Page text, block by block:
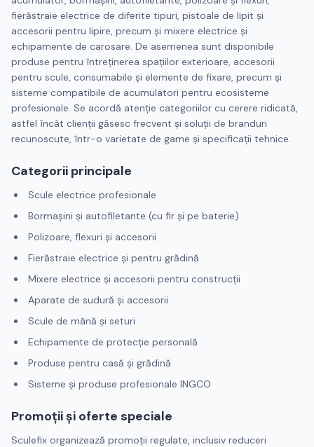
fierăstraie electrice de diferite tipuri, pistoale de lipit şi
accesorii pentru lipire, precum şi mixere electrice şi
echipamente de carosare. De asemenea sunt disponibile
produse pentru întreţinerea spaţiilor exterioare, accesorii
pentru scule, consumabile şi elemente de fixare, precum şi
sisteme compatibile de acumulatori pentru ecosisteme
profesionale. Se acordă atenţie categoriilor cu cerere ridicată,
astfel încât clienţii găsesc frecvent şi soluţii de branduri
recunoscute, într-o varietate de game şi specificaţii tehnice.
Categorii principale
Scule electrice profesionale
Bormaşini şi autofiletante (cu fir şi pe baterie)
Polizoare, flexuri şi accesorii
Fierăstraie electrice şi pentru grădină
Mixere electrice şi accesorii pentru construcţii
Aparate de sudură şi accesorii
Scule de mână şi seturi
Echipamente de protecţie personală
Produse pentru casă şi grădină
Sisteme şi produse profesionale INGCO
Promoţii şi oferte speciale
Sculefix organizează promoţii regulate, inclusiv reduceri